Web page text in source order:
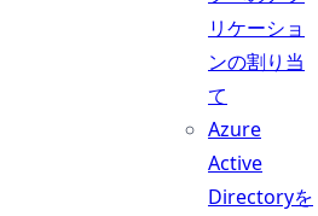
リケーショ
ンの割り当
て
Azure
Active
Directoryを